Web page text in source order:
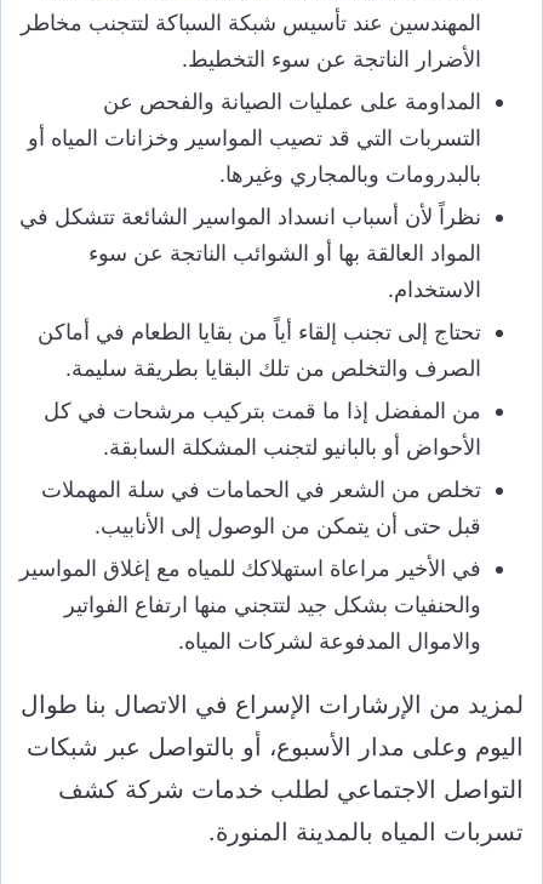
المهندسين عند تأسيس شبكة السباكة لتتجنب مخاطر
الأضرار الناتجة عن سوء التخطيط.
المداومة على عمليات الصيانة والفحص عن
التسربات التي قد تصيب المواسير وخزانات المياه أو
بالبدرومات وبالمجاري وغيرها.
نظراً لأن أسباب انسداد المواسير الشائعة تتشكل في
المواد العالقة بها أو الشوائب الناتجة عن سوء
الاستخدام.
تحتاج إلى تجنب إلقاء أياً من بقايا الطعام في أماكن
الصرف والتخلص من تلك البقايا بطريقة سليمة.
من المفضل إذا ما قمت بتركيب مرشحات في كل
الأحواض أو بالبانيو لتجنب المشكلة السابقة.
تخلص من الشعر في الحمامات في سلة المهملات
قبل حتى أن يتمكن من الوصول إلى الأنابيب.
في الأخير مراعاة استهلاكك للمياه مع إغلاق المواسير
والحنفيات بشكل جيد لتتجني منها ارتفاع الفواتير
والاموال المدفوعة لشركات المياه.
لمزيد من الإرشارات الإسراع في الاتصال بنا طوال
اليوم وعلى مدار الأسبوع، أو بالتواصل عبر شبكات
التواصل الاجتماعي لطلب خدمات شركة كشف
تسربات المياه بالمدينة المنورة.